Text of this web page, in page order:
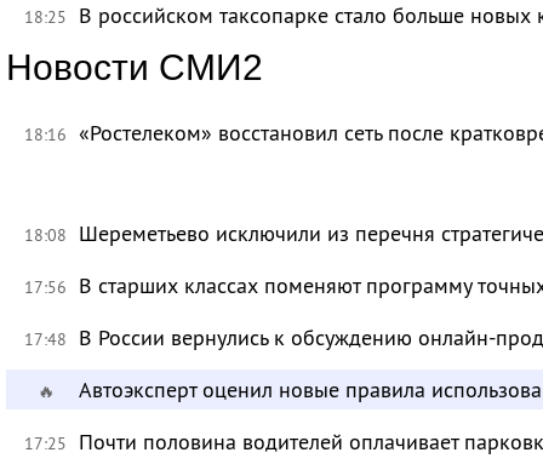
18:25 В российском таксопарке стало больше новых
Новости СМИ2
18:16 «Ростелеком» восстановил сеть после
18:08 Шереметьево исключили из перечня
17:56 В старших классах поменяют программу
17:48 В России вернулись к обсуждению онлайн-
🔥 Автоэксперт оценил новые правила
17:25 Почти половина водителей оплачивает